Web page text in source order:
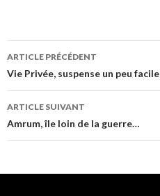
Navigation
des
articles
ARTICLE PRÉCÉDENT
Vie Privée, suspense un peu facile
ARTICLE SUIVANT
Amrum, île loin de la guerre…